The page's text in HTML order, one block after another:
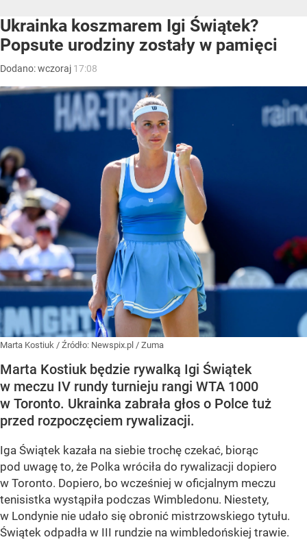
Ukrainka koszmarem Igi Świątek?
Popsute urodziny zostały w pamięci
Dodano:wczoraj 17:08
Marta Kostiuk / Źródło: Newspix.pl / Zuma
Marta Kostiuk będzie rywalką Igi Świątek
w meczu IV rundy turnieju rangi WTA 1000
w Toronto. Ukrainka zabrała głos o Polce tuż
przed rozpoczęciem rywalizacji.
Iga Świątek kazała na siebie trochę czekać, biorąc
pod uwagę to, że Polka wróciła do rywalizacji dopiero
w Toronto. Dopiero, bo wcześniej w oficjalnym meczu
tenisistka wystąpiła podczas Wimbledonu. Niestety,
w Londynie nie udało się obronić mistrzowskiego tytułu.
Świątek odpadła w III rundzie na wimbledońskiej trawie.